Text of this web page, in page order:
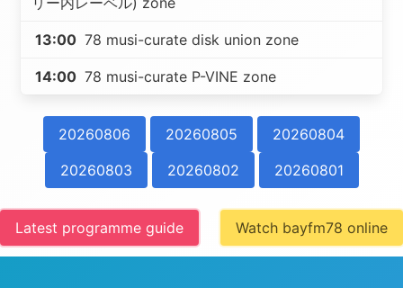
13:00 78 musi-curate disk union zone
14:00 78 musi-curate P-VINE zone
20260806 20260805
20260804
20260803
20260802 20260801
Latest programme guide Watch bayfm78 online